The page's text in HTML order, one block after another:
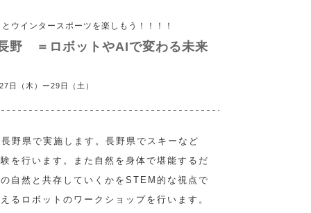
ウインタースポーツを楽しもう！！！！
野 ＝ロボットやAIで変わる未来
日（木）ー29日（土）
野県で実施します。長野県でスキーなど
を行います。また自然を身体で堪能するだ
自然と共存していくかをSTEM的な視点で
るロボットのワークショップを行います。